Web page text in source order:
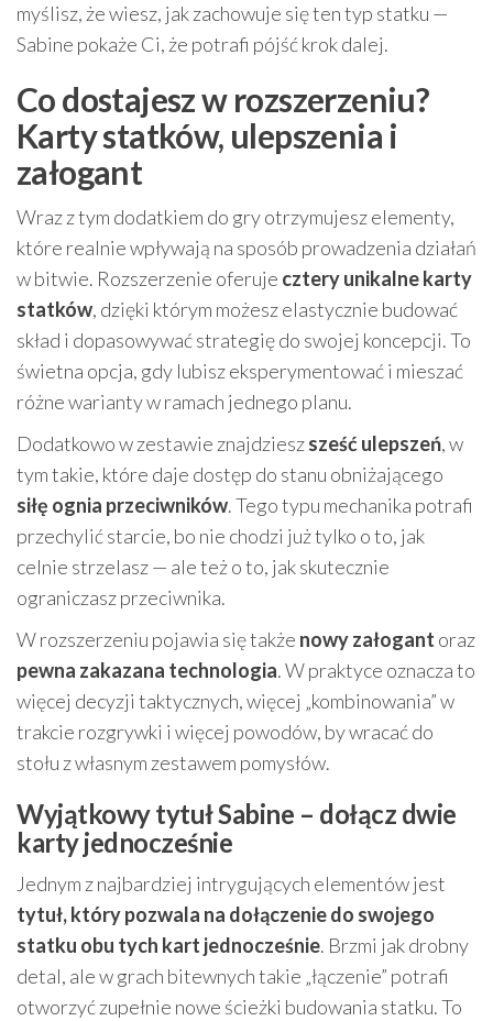
myślisz, że wiesz, jak zachowuje się ten typ statku —
Sabine pokaże Ci, że potrafi pójść krok dalej.
Co dostajesz w rozszerzeniu?
Karty statków, ulepszenia i
załogant
Wraz z tym dodatkiem do gry otrzymujesz elementy,
które realnie wpływają na sposób prowadzenia działań
w bitwie. Rozszerzenie oferuje cztery unikalne karty
statków, dzięki którym możesz elastycznie budować
skład i dopasowywać strategię do swojej koncepcji. To
świetna opcja, gdy lubisz eksperymentować i mieszać
różne warianty w ramach jednego planu.
Dodatkowo w zestawie znajdzieszsześć ulepszeń, w
tym takie, które daje dostęp do stanu obniżającego
siłę ognia przeciwników. Tego typu mechanika potrafi
przechylić starcie, bo nie chodzi już tylko o to, jak
celnie strzelasz — ale też o to, jak skutecznie
ograniczasz przeciwnika.
W rozszerzeniu pojawia się także nowy załogant oraz
pewna zakazana technologia. W praktyce oznacza to
więcej decyzji taktycznych, więcej „kombinowania” w
trakcie rozgrywki i więcej powodów, by wracać do
stołu z własnym zestawem pomysłów.
Wyjątkowy tytuł Sabine – dołącz dwie
karty jednocześnie
Jednym z najbardziej intrygujących elementów jest
tytuł, który pozwala na dołączenie do swojego
statku obu tych kart jednocześnie. Brzmi jak drobny
detal, ale w grach bitewnych takie „łączenie” potrafi
otworzyć zupełnie nowe ścieżki budowania statku. To